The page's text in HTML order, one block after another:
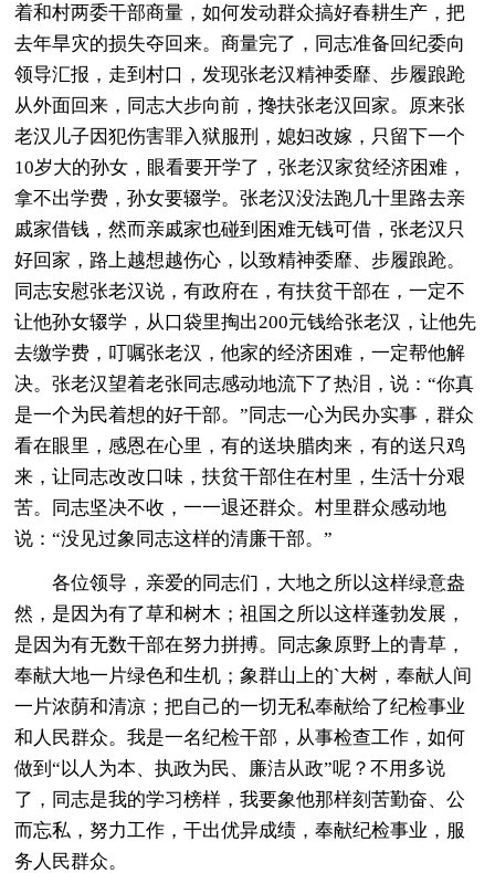
着和村两委干部商量，如何发动群众搞好春耕生产，把
去年旱灾的损失夺回来。商量完了，同志准备回纪委向
领导汇报，走到村口，发现张老汉精神委靡、步履踉跄
从外面回来，同志大步向前，搀扶张老汉回家。原来张
老汉儿子因犯伤害罪入狱服刑，媳妇改嫁，只留下一个
10岁大的孙女，眼看要开学了，张老汉家贫经济困难，
拿不出学费，孙女要辍学。张老汉没法跑几十里路去亲
戚家借钱，然而亲戚家也碰到困难无钱可借，张老汉只
好回家，路上越想越伤心，以致精神委靡、步履踉跄。
同志安慰张老汉说，有政府在，有扶贫干部在，一定不
让他孙女辍学，从口袋里掏出200元钱给张老汉，让他先
去缴学费，叮嘱张老汉，他家的经济困难，一定帮他解
决。张老汉望着老张同志感动地流下了热泪，说：“你真
是一个为民着想的好干部。”同志一心为民办实事，群众
看在眼里，感恩在心里，有的送块腊肉来，有的送只鸡
来，让同志改改口味，扶贫干部住在村里，生活十分艰
苦。同志坚决不收，一一退还群众。村里群众感动地
说：“没见过象同志这样的清廉干部。”
各位领导，亲爱的同志们，大地之所以这样绿意盎
然，是因为有了草和树木；祖国之所以这样蓬勃发展，
是因为有无数干部在努力拼搏。同志象原野上的青草，
奉献大地一片绿色和生机；象群山上的`大树，奉献人间
一片浓荫和清凉；把自己的一切无私奉献给了纪检事业
和人民群众。我是一名纪检干部，从事检查工作，如何
做到“以人为本、执政为民、廉洁从政”呢？不用多说
了，同志是我的学习榜样，我要象他那样刻苦勤奋、公
而忘私，努力工作，干出优异成绩，奉献纪检事业，服
务人民群众。